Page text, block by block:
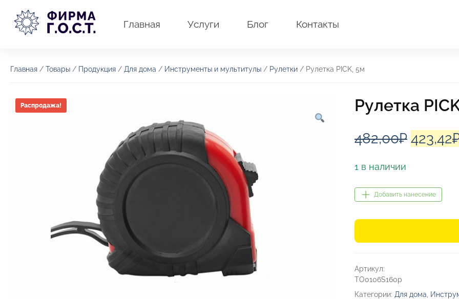
содержимому
Главная Услуги Блог Контакты
Главная / Товары / Продукция / Для дома / Инструменты и мультитулы / Рулетки / Рулетка PICK, 5м
Распродажа! Рулетка
482,00₽
482,00₽.
423,42
1 в наличии
Добавить нанесение
Рулетка
5м
Артикул:
TO0106S160p
Категории: Для дома